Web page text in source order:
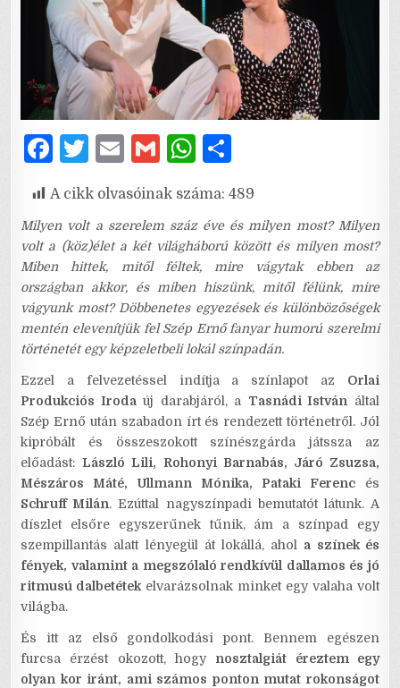
F
c
e
b
o
o
k
T
it
te
r
E
ai
l
G
ai
l
W
at
s
A
p
p
ar
e
A cikk olvasóinak száma: 489
Milyen volt a szerelem száz éve és milyen most? Milyen
volt a (köz)élet a két világháború között és milyen most?
Miben hittek, mitől féltek, mire vágytak ebben az
országban akkor, és miben hiszünk, mitől félünk, mire
vágyunk most? Döbbenetes egyezések és különbözőségek
mentén elevenítjük fel Szép Ernő fanyar humorú szerelmi
történetét egy képzeletbeli lokál színpadán.
Ezzel a felvezetéssel indítja a színlapot az Orlai
Produkciós Irodaúj darabjáról, a Tasnádi István által
Szép Ernő után szabadon írt és rendezett történetről. Jól
kipróbált és összeszokott színészgárda játssza az
előadást:László Lili, Rohonyi Barnabás, Járó Zsuzsa,
Mészáros Máté, Ullmann Mónika, Pataki Ferencés
Schruff Milán. Ezúttal nagyszínpadi bemutatót látunk. A
díszlet elsőre egyszerűnek tűnik, ám a színpad egy
szempillantás alatt lényegül át lokállá, ahol a színek és
fények, valamint a megszólaló rendkívül dallamos és jó
ritmusú dalbetétekelvarázsolnak minket egy valaha volt
világba.
És itt az első gondolkodási pont. Bennem egészen
furcsa érzést okozott, hogy nosztalgiát éreztem egy
olyan kor iránt, ami számos ponton mutat rokonságot